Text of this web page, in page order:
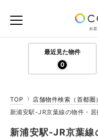
最近見た物件
0
TOP
店舗物件検索（首都圏）
新浦安駅-JR京葉線の物件・
新浦安駅-JR京葉線